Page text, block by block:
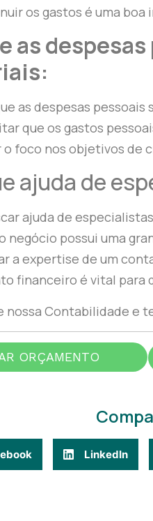
os gastos é uma boa
as
as despesas pessoais
que os gastos
o foco nos objetivos de
ajuda de
ajuda de
negócio possui uma
a expertise de um
financeiro é vital para
nossa Contabilidade e
ORÇAMENTO
LinkedIn